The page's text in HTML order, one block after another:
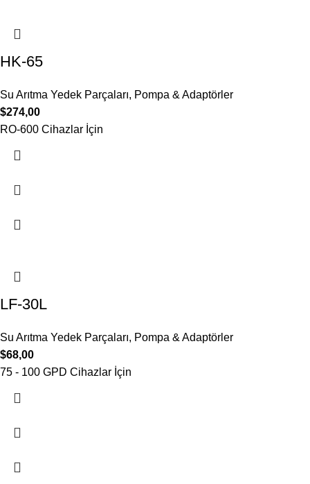
HK-65
Su Arıtma Yedek Parçaları, Pompa & Adaptörler
$274,00
RO-600 Cihazlar İçin
LF-30L
Su Arıtma Yedek Parçaları, Pompa & Adaptörler
$68,00
75 - 100 GPD Cihazlar İçin